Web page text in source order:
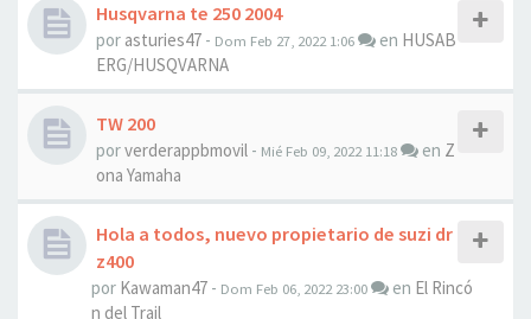
Husqvarna te 250 2004
por asturies47 - Dom Feb 27, 2022 1:06 en HUSAB
ERG/HUSQVARNA
TW 200
porverderappbmovil - Mié Feb 09, 2022 11:18 en Z
ona Yamaha
Hola a todos, nuevo propietario de suzi dr
z400
por Kawaman47 - Dom Feb 06, 2022 23:00 en El Rincó
n del Trail